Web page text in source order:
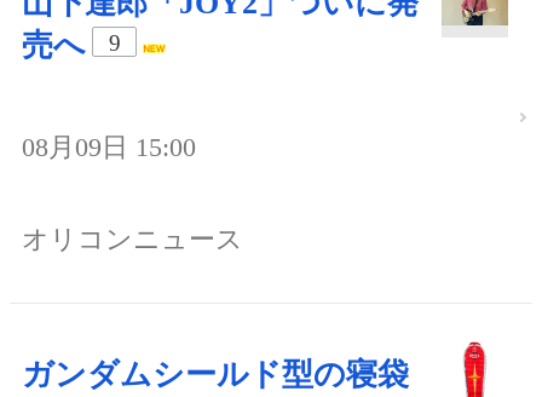
売へ
9
08月09日 15:00
オリコンニュース
ガンダムシールド型の寝袋